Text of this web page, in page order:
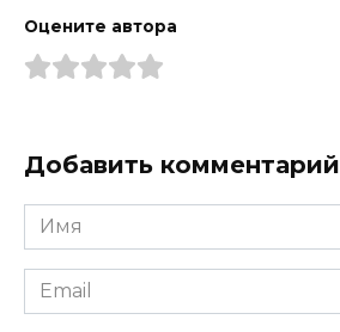
Оцените автора
Добавить комментарий
Имя
*
Email
*